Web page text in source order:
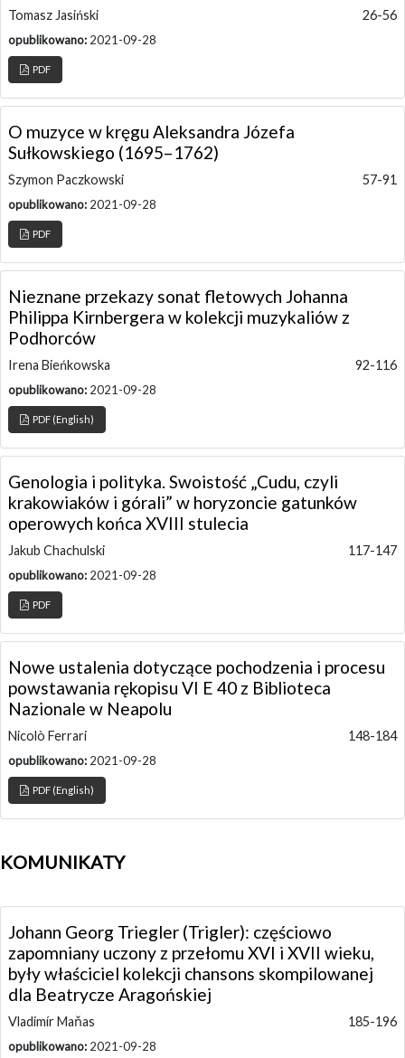
Tomasz Jasiński 26-56
opublikowano: 2021-09-28
PDF
O muzyce w kręgu Aleksandra Józefa
Sułkowskiego (1695–1762)
Szymon Paczkowski 57-91
opublikowano: 2021-09-28
PDF
Nieznane przekazy sonat fletowych Johanna
Philippa Kirnbergera w kolekcji muzykaliów z
Podhorców
Irena Bieńkowska 92-116
opublikowano: 2021-09-28
PDF (English)
Genologia i polityka. Swoistość „Cudu, czyli
krakowiaków i górali” w horyzoncie gatunków
operowych końca XVIII stulecia
Jakub Chachulski 117-147
opublikowano: 2021-09-28
PDF
Nowe ustalenia dotyczące pochodzenia i procesu
powstawania rękopisu VI E 40 z Biblioteca
Nazionale w Neapolu
Nicolò Ferrari 148-184
opublikowano: 2021-09-28
PDF (English)
KOMUNIKATY
Johann Georg Triegler (Trigler): częściowo
zapomniany uczony z przełomu XVI i XVII wieku,
były właściciel kolekcji chansons skompilowanej
dla Beatrycze Aragońskiej
Vladimír Maňas 185-196
opublikowano: 2021-09-28